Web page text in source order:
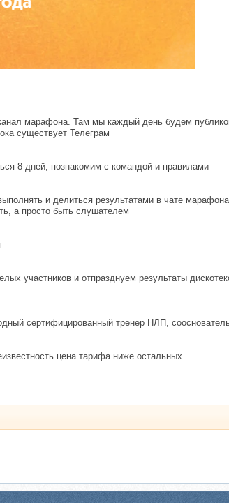
марафона. Там мы каждый день будем
существует Телеграм
8 дней, познакомим с командой и правилами
и делиться результатами в чате
а просто быть слушателем
участников и отпразднуем результаты
сертифицированный тренер НЛП,
цена тарифа ниже остальных.